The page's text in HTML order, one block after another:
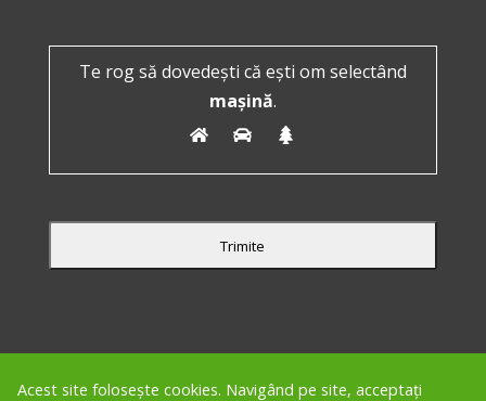
Te rog să dovedești că ești om selectând
mașină.
Acest site folosește cookies. Navigând pe site, acceptați